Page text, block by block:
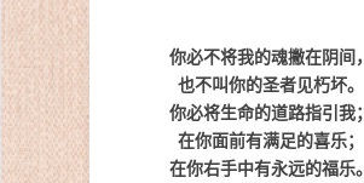
你必不将我的魂撇在阴间，
也不叫你的圣者见朽坏。
你必将生命的道路指引我；
在你面前有满足的喜乐；
在你右手中有永远的福乐。